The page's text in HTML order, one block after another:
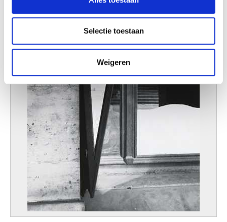
partners voor social media, adverteren en analyse. Deze
verzameld op basis van uw gebruik van hun services.
Selectie toestaan
Weigeren